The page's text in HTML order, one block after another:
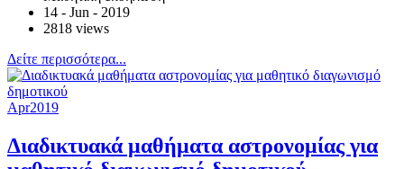
14 - Jun - 2019
2818 views
Δείτε περισσότερα...
Apr2019
Διαδικτυακά μαθήματα αστρονομίας για